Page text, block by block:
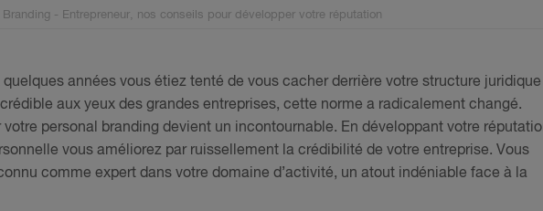
Branding - Entrepreneur, nos conseils pour développer votre réputation
quelques années vous étiez tenté de vous cacher derrière votre structure juridique
aux yeux des grandes entreprises, cette norme a radicalement changé.
votre personal branding devient un incontournable. En développant votre
vous améliorez par ruissellement la crédibilité de votre entreprise. Vous
comme expert dans votre domaine d’activité, un atout indéniable face à la